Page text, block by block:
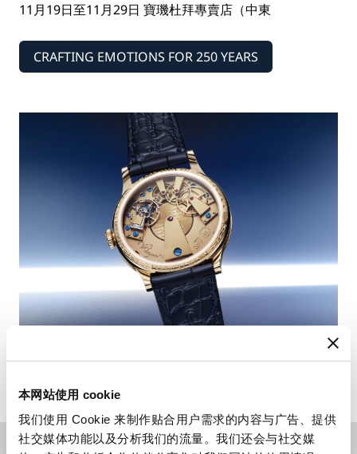
本网站使用 cookie
我们使用 Cookie 来制作贴合用户需求的内容与广告、提供
社交媒体功能以及分析我们的流量。我们还会与社交媒
11月19日至11月29日 寶璣杜拜專賣店（中東
CRAFTING EMOTIONS FOR 250 YEARS